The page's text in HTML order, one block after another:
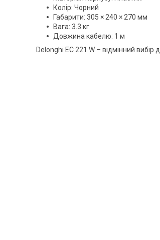
Колір: Чорний
Габарити: 305 × 240 × 270 мм
Вага: 3.3 кг
Довжина кабелю: 1 м
Delonghi EC 221.W – відмінний